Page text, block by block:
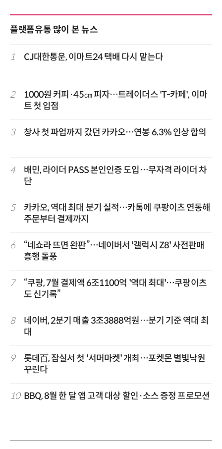
플랫폼유통 많이 본 뉴스
1 CJ대한통운, 이마트24 택배 다시 맡는다
2
1000원 커피·45㎝ 피자…트레이더스 'T-카페', 이마
트 첫 입점
3 창사 첫 파업까지 갔던 카카오…연봉 6.3% 인상 합의
4
배민, 라이더 PASS 본인인증 도입…무자격 라이더 차
단
5
카카오, 역대 최대 분기 실적…카톡에 쿠팡이츠 연동해
주문부터 결제까지
6
“네쇼라 뜨면 완판”…네이버서 '갤럭시 Z8' 사전판매
흥행 돌풍
7
“쿠팡, 7월 결제액 6조1100억 '역대 최대'…쿠팡이츠
도 신기록”
8
네이버, 2분기 매출 3조3888억원…분기 기준 역대 최
대
9
롯데百, 잠실서 첫 '서머마켓' 개최…포켓몬 별빛낙원
꾸린다
10 BBQ, 8월 한 달 앱 고객 대상 할인·소스 증정 프로모션